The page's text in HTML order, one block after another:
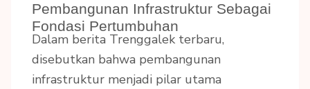
Pembangunan Infrastruktur Sebagai
Fondasi Pertumbuhan
Dalam berita Trenggalek terbaru,
disebutkan bahwa pembangunan
infrastruktur menjadi pilar utama